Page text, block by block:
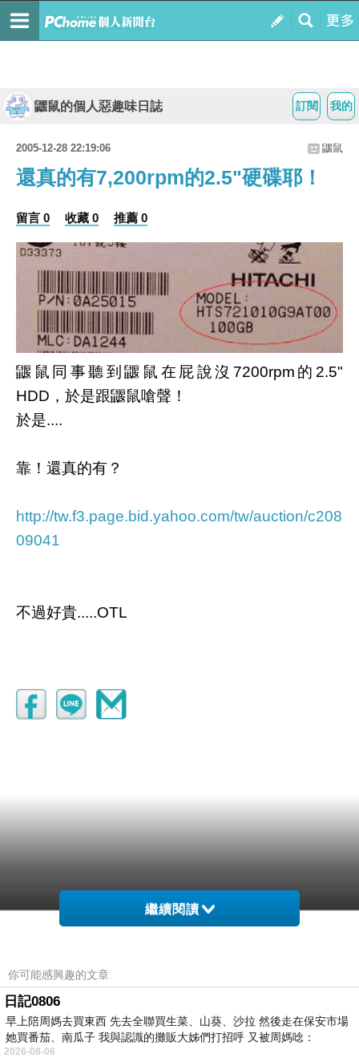
我的
訂閱
鼴鼠的個人惡趣味日誌
2005-12-28 22:19:06 鼴鼠
還真的有7,200rpm的2.5"硬碟耶！
留言 0 收藏 0 推薦 0
鼴鼠同事聽到鼴鼠在屁說沒7200rpm的2.5"
HDD，於是跟鼴鼠嗆聲！
於是....
靠！還真的有？
http://tw.f3.page.bid.yahoo.com/tw/auction/c208
09041
不過好貴.....OTL
繼續閱讀
你可能感興趣的文章
日記0806
早上陪周媽去買東西 先去全聯買生菜、山葵、沙拉 然後走在保安市場
她買番茄、南瓜子 我與認識的攤販大姊們打招呼 又被周媽唸：
2026-08-06